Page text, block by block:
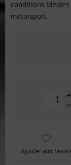
conditions
motorsport.
Ajouter aux